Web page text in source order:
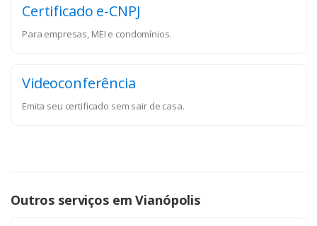
Certificado e-CNPJ
Para empresas, MEI e condomínios.
Videoconferência
Emita seu certificado sem sair de casa.
Outros serviços em Vianópolis